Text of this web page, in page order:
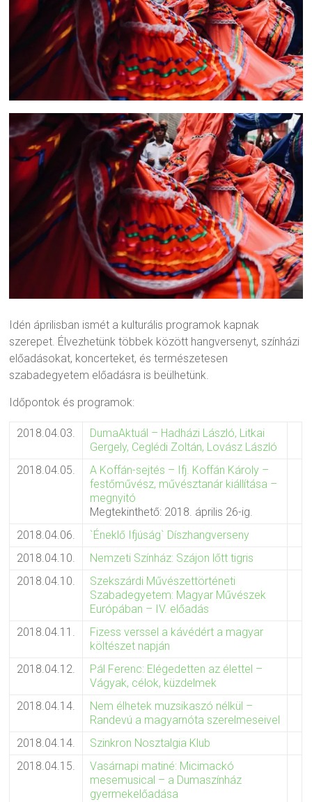
Idén áprilisban ismét a kulturális programok kapnak
szerepet. Élvezhetünk többek között hangversenyt, színházi
előadásokat, koncerteket, és természetesen
szabadegyetem előadásra is beülhetünk.
Időpontok és programok:
2018.04.03.
DumaAktuál – Hadházi László, Litkai
Gergely, Ceglédi Zoltán, Lovász László
2018.04.05.
A Koffán-sejtés – Ifj. Koffán Károly –
festőművész, művésztanár kiállítása –
megnyitó
Megtekinthető: 2018. április 26-ig.
2018.04.06.
`Éneklő Ifjúság` Díszhangverseny
2018.04.10.
Nemzeti Színház: Szájon lőtt tigris
2018.04.10.
Szekszárdi Művészettörténeti
Szabadegyetem: Magyar Művészek
Európában – IV. előadás
2018.04.11.
Fizess verssel a kávédért a magyar
költészet napján
2018.04.12.
Pál Ferenc: Elégedetten az élettel –
Vágyak, célok, küzdelmek
2018.04.14.
Nem élhetek muzsikaszó nélkül –
Randevú a magyarnóta szerelmeseivel
2018.04.14.
Szinkron Nosztalgia Klub
2018.04.15.
Vasárnapi matiné: Micimackó
mesemusical – a Dumaszínház
gyermekelőadása